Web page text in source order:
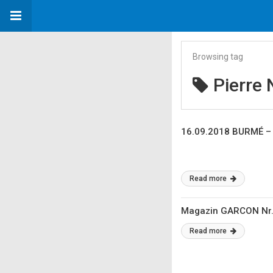
Browsing tag
Pierre
16.09.2018 BURMÉ
Read more
Magazin GARCON
Read more